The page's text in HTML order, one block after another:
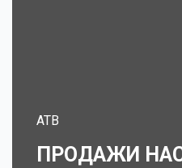
ATB
ПРОДАЖИ